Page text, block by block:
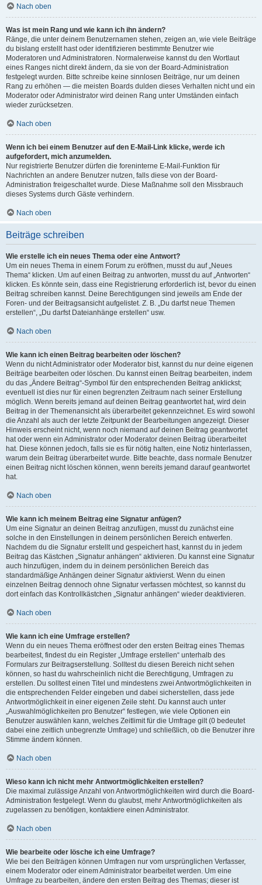
Nach oben
Was ist mein Rang und wie kann ich ihn ändern?
Ränge, die unter deinem Benutzernamen stehen, zeigen an, wie viele Beiträge
du bislang erstellt hast oder identifizieren bestimmte Benutzer wie
Moderatoren und Administratoren. Normalerweise kannst du den Wortlaut
eines Ranges nicht direkt ändern, da sie von der Board-Administration
festgelegt wurden. Bitte schreibe keine sinnlosen Beiträge, nur um deinen
Rang zu erhöhen — die meisten Boards dulden dieses Verhalten nicht und ein
Moderator oder Administrator wird deinen Rang unter Umständen einfach
wieder zurücksetzen.
Nach oben
Wenn ich bei einem Benutzer auf den E-Mail-Link klicke, werde ich
aufgefordert, mich anzumelden.
Nur registrierte Benutzer dürfen die foreninterne E-Mail-Funktion für
Nachrichten an andere Benutzer nutzen, falls diese von der Board-
Administration freigeschaltet wurde. Diese Maßnahme soll den Missbrauch
dieses Systems durch Gäste verhindern.
Nach oben
Beiträge schreiben
Wie erstelle ich ein neues Thema oder eine Antwort?
Um ein neues Thema in einem Forum zu eröffnen, musst du auf „Neues
Thema“ klicken. Um auf einen Beitrag zu antworten, musst du auf „Antworten“
klicken. Es könnte sein, dass eine Registrierung erforderlich ist, bevor du einen
Beitrag schreiben kannst. Deine Berechtigungen sind jeweils am Ende der
Foren- und der Beitragsansicht aufgelistet. Z. B. „Du darfst neue Themen
erstellen“, „Du darfst Dateianhänge erstellen“ usw.
Nach oben
Wie kann ich einen Beitrag bearbeiten oder löschen?
Wenn du nicht Administrator oder Moderator bist, kannst du nur deine eigenen
Beiträge bearbeiten oder löschen. Du kannst einen Beitrag bearbeiten, indem
du das „Ändere Beitrag“-Symbol für den entsprechenden Beitrag anklickst;
eventuell ist dies nur für einen begrenzten Zeitraum nach seiner Erstellung
möglich. Wenn bereits jemand auf deinen Beitrag geantwortet hat, wird dein
Beitrag in der Themenansicht als überarbeitet gekennzeichnet. Es wird sowohl
die Anzahl als auch der letzte Zeitpunkt der Bearbeitungen angezeigt. Dieser
Hinweis erscheint nicht, wenn noch niemand auf deinen Beitrag geantwortet
hat oder wenn ein Administrator oder Moderator deinen Beitrag überarbeitet
hat. Diese können jedoch, falls sie es für nötig halten, eine Notiz hinterlassen,
warum dein Beitrag überarbeitet wurde. Bitte beachte, dass normale Benutzer
einen Beitrag nicht löschen können, wenn bereits jemand darauf geantwortet
hat.
Nach oben
Wie kann ich meinem Beitrag eine Signatur anfügen?
Um eine Signatur an deinen Beitrag anzufügen, musst du zunächst eine
solche in den Einstellungen in deinem persönlichen Bereich entwerfen.
Nachdem du die Signatur erstellt und gespeichert hast, kannst du in jedem
Beitrag das Kästchen „Signatur anhängen“ aktivieren. Du kannst eine Signatur
auch hinzufügen, indem du in deinem persönlichen Bereich das
standardmäßige Anhängen deiner Signatur aktivierst. Wenn du einen
einzelnen Beitrag dennoch ohne Signatur verfassen möchtest, so kannst du
dort einfach das Kontrollkästchen „Signatur anhängen“ wieder deaktivieren.
Nach oben
Wie kann ich eine Umfrage erstellen?
Wenn du ein neues Thema eröffnest oder den ersten Beitrag eines Themas
bearbeitest, findest du ein Register „Umfrage erstellen“ unterhalb des
Formulars zur Beitragserstellung. Solltest du diesen Bereich nicht sehen
können, so hast du wahrscheinlich nicht die Berechtigung, Umfragen zu
erstellen. Du solltest einen Titel und mindestens zwei Antwortmöglichkeiten in
die entsprechenden Felder eingeben und dabei sicherstellen, dass jede
Antwortmöglichkeit in einer eigenen Zeile steht. Du kannst auch unter
„Auswahlmöglichkeiten pro Benutzer“ festlegen, wie viele Optionen ein
Benutzer auswählen kann, welches Zeitlimit für die Umfrage gilt (0 bedeutet
dabei eine zeitlich unbegrenzte Umfrage) und schließlich, ob die Benutzer ihre
Stimme ändern können.
Nach oben
Wieso kann ich nicht mehr Antwortmöglichkeiten erstellen?
Die maximal zulässige Anzahl von Antwortmöglichkeiten wird durch die Board-
Administration festgelegt. Wenn du glaubst, mehr Antwortmöglichkeiten als
zugelassen zu benötigen, kontaktiere einen Administrator.
Nach oben
Wie bearbeite oder lösche ich eine Umfrage?
Wie bei den Beiträgen können Umfragen nur vom ursprünglichen Verfasser,
einem Moderator oder einem Administrator bearbeitet werden. Um eine
Umfrage zu bearbeiten, ändere den ersten Beitrag des Themas; dieser ist